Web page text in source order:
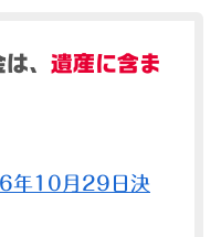
、 遺産に含ま
年10月29日決